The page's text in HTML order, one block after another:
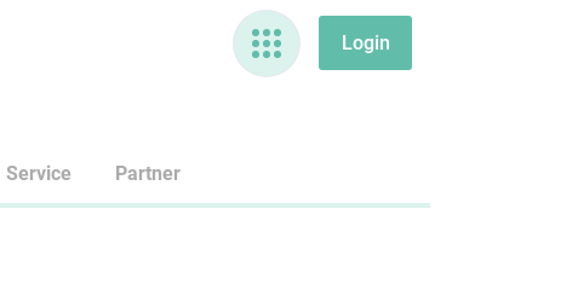
Service Partner